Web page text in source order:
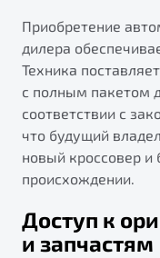
Приобретение
дилера
Техника
с полным пакетом
соответствии с
что будущий
новый кроссовер
происхождении.
Доступ к
и запчастям